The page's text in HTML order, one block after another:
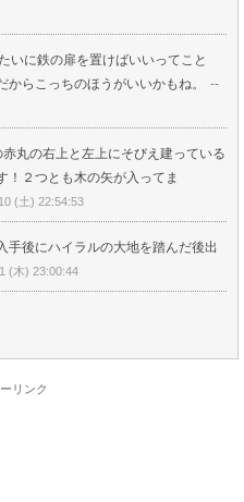
いに鉄の扉を置けばいいってこと
らこっちのほうがいいかもね。
--
丸の右上と左上にそびえ建っている
！２つとも木の矢が入ってま
(土) 22:54:53
手後にハイラルの大地を踏んだ後出
(木) 23:00:44
リンク